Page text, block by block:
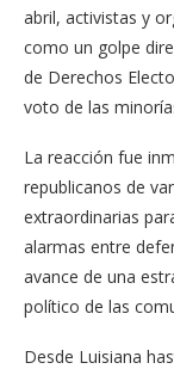
abril, activistas y
como un golpe
de Derechos
voto de las
La reacción fue
republicanos de
extraordinarias
alarmas entre
avance de una
político de las
Desde Luisiana